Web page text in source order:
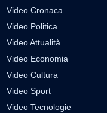
Video Cronaca
Video Politica
Video Attualità
Video Economia
Video Cultura
Video Sport
Video Tecnologie